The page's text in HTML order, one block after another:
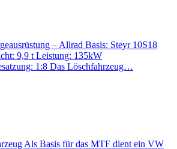
– Allrad Basis: Steyr 10S18
9,9 t Leistung: 135kW
1:8 Das Löschfahrzeug…
Als Basis für das MTF dient ein VW